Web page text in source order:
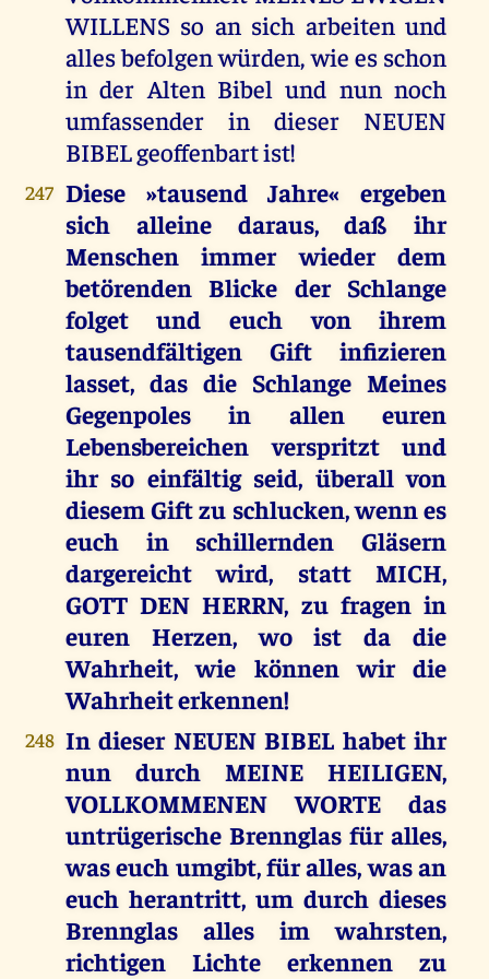
WILLENS so an sich arbeiten und
alles befolgen würden, wie es schon
in der Alten Bibel und nun noch
umfassender in dieser NEUEN
BIBEL geoffenbart ist!
247 Diese »tausend Jahre« ergeben
sich alleine daraus, daß ihr
Menschen immer wieder dem
betörenden Blicke der Schlange
folget und euch von ihrem
tausendfältigen Gift infizieren
lasset, das die Schlange Meines
Gegenpoles in allen euren
Lebensbereichen verspritzt und
ihr so einfältig seid, überall von
diesem Gift zu schlucken, wenn es
euch in schillernden Gläsern
dargereicht wird, statt MICH,
GOTT DEN HERRN, zu fragen in
euren Herzen, wo ist da die
Wahrheit, wie können wir die
Wahrheit erkennen!
248 In dieser NEUEN BIBEL habet ihr
nun durch MEINE HEILIGEN,
VOLLKOMMENEN WORTE das
untrügerische Brennglas für alles,
was euch umgibt, für alles, was an
euch herantritt, um durch dieses
Brennglas alles im wahrsten,
richtigen Lichte erkennen zu